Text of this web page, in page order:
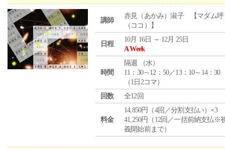
講師
赤見（あかみ）淑子 【マダム呼
（ココ）】
日程
10月 16日 ～ 12月 25日
A Week
時間
隔週 （水）
11：30～12：50／13：10～14：30
（1日2コマ）
回数
全12回
料金
14,850円（4回／分割支払い）×3
41,250円（12回／一括前納支払※
義開始前まで）